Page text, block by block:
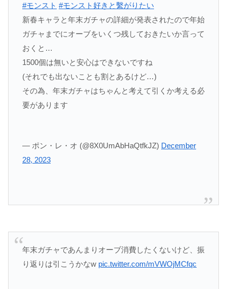
#モンスト #モンスト好きと繫がりたい
新春キャラと年末ガチャの詳細が発表されたので年始
ガチャまでにオーブをいくつ残しておきたいか言って
おくと…
1500個は無いと安心はできないですね
(それでも出ないことも割とあるけど…)
その為、年末ガチャはちゃんと考えて引くか考える必
要があります
— ポン・レ・オ (@8X0UmAbHaQtfkJZ) December
28, 2023
年末ガチャであんまりオーブ消費したくないけど、振
り返りは引こうかなw pic.twitter.com/mVWOjMCfqc